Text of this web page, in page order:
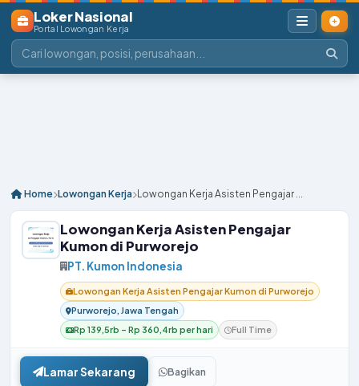
Loker Nasional
Portal Lowongan Kerja
Home Lowongan Kerja Lowongan Kerja Asisten Pengajar ...
Lowongan Kerja Asisten Pengajar
Kumon di Purworejo
PT. Kumon Indonesia
Lowongan Kerja Asisten Pengajar Kumon di Purworejo
Purworejo, Jawa Tengah
Rp 139,5rb – Rp 360,4rb per hari
Full Time
Lamar Sekarang Bagikan